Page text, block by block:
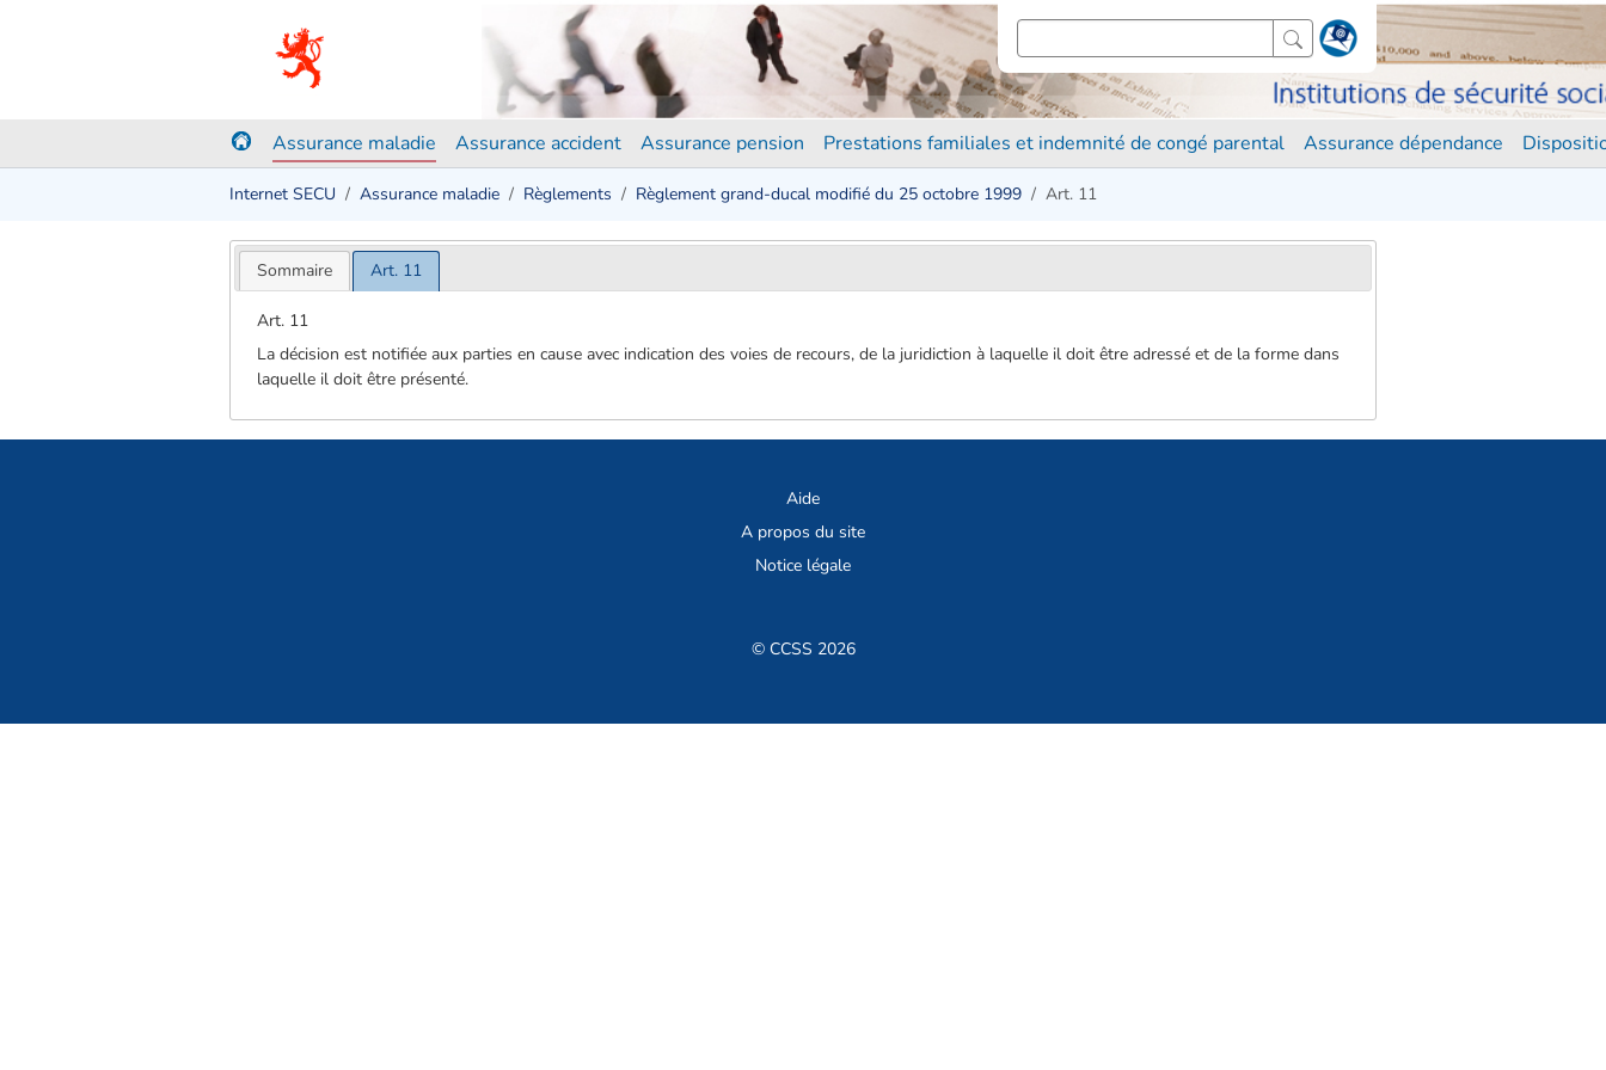
Assurance maladie Assurance accident Assurance pension Prestations familiales et indemnité de congé parental Assurance dépendance
Internet SECU Assurance maladie Règlements Règlement grand-ducal modifié du 25 octobre 1999 Art. 11
Sommaire Art. 11
Art. 11
La décision est notifiée aux parties en cause avec indication des voies de recours, de la juridiction à laquelle il doit être adressé et de la forme dans
laquelle il doit être présenté.
Aide
A propos du site
Notice légale
© CCSS 2026